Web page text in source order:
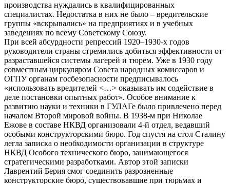
производства нуждались в квалифицированных
специалистах. Недостатка в них не было – вредительские
группы «вскрывались» на предприятиях и в учебных
заведениях по всему Советскому Союзу.
При всей абсурдности репрессий 1920–1930-х годов
руководители страны стремились добиться эффективности от
разраставшейся системы лагерей и тюрем. Уже в 1930 году
совместным циркуляром Совета народных комиссаров и
ОГПУ органам госбезопасности предписывалось
«использовать вредителей <…> оказывать им содействие в
деле постановки опытных работ». Особое внимание к
развитию науки и техники в ГУЛАГе было привлечено перед
началом Второй мировой войны. В 1938-м при Николае
Ежове в составе НКВД организовали 4-й отдел, ведавший
особыми конструкторскими бюро. Год спустя на стол Сталину
легла записка о необходимости организации в структуре
НКВД Особого технического бюро, занимающегося
стратегическими разработками. Автор этой записки
Лаврентий Берия смог соединить разрозненные
конструкторские бюро, существовавшие при тюрьмах и